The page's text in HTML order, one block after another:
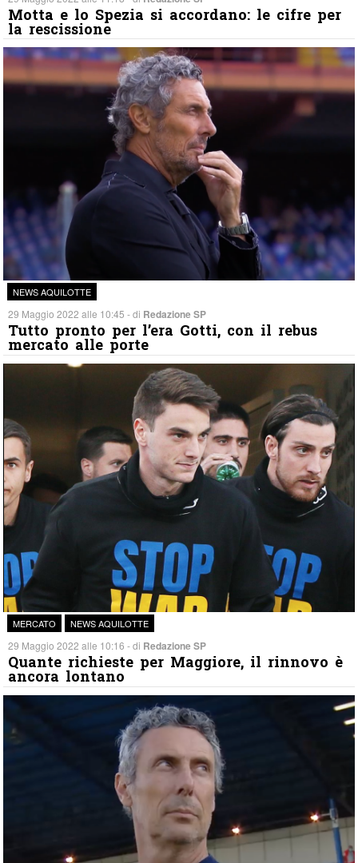
Motta e lo Spezia si accordano: le cifre per
la rescissione
NEWS AQUILOTTE
29 Maggio 2022 alle 10:45 - di Redazione SP
Tutto pronto per l’era Gotti, con il rebus
mercato alle porte
MERCATO NEWS AQUILOTTE
29 Maggio 2022 alle 10:16 - di Redazione SP
Quante richieste per Maggiore, il rinnovo è
ancora lontano